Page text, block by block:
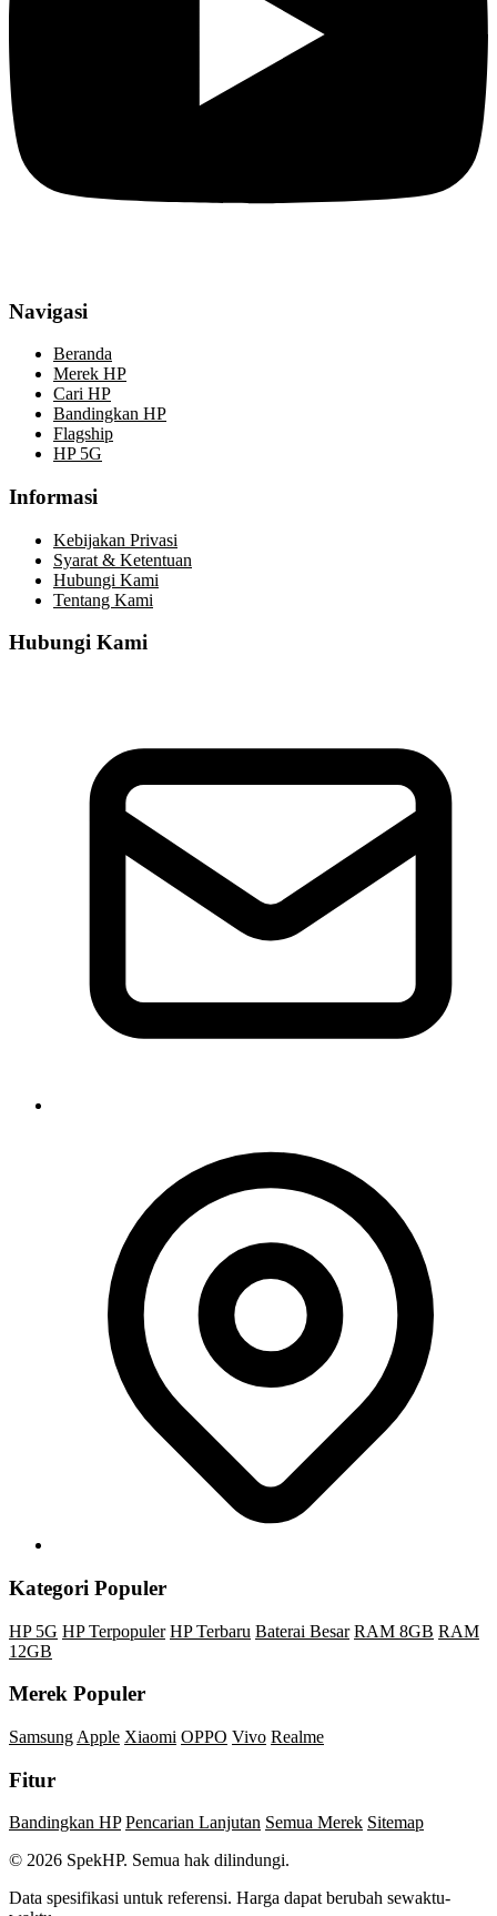
Navigasi
Beranda
Merek HP
Cari HP
Bandingkan HP
Flagship
HP 5G
Informasi
Kebijakan Privasi
Syarat & Ketentuan
Hubungi Kami
Tentang Kami
Hubungi Kami
Kategori Populer
HP 5G HP Terpopuler HP Terbaru Baterai Besar RAM 8GB RAM
12GB
Merek Populer
Samsung Apple Xiaomi OPPO Vivo Realme
Fitur
Bandingkan HP Pencarian Lanjutan Semua Merek Sitemap
© 2026 SpekHP. Semua hak dilindungi.
Data spesifikasi untuk referensi. Harga dapat berubah sewaktu-